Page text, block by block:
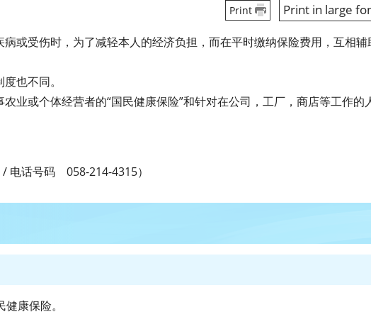
Print Print in large
病或受伤时，为了减轻本人的经济负担，而在平时缴纳保险费用，互相辅
也不同。
业或个体经营者的“国民健康保险”和针对在公司，工厂，商店等工作的
电话号码 058-214-4315）
康保险。